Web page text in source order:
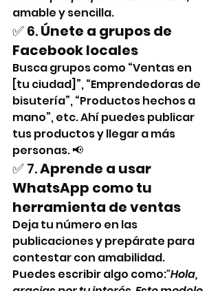
amable y sencilla.
✅ 6. Únete a grupos de
Facebook locales
Busca grupos como “Ventas en
[tu ciudad]”, “Emprendedoras de
bisutería”, “Productos hechos a
mano”, etc. Ahí puedes publicar
tus productos y llegar a más
personas. 📢
✅ 7. Aprende a usar
WhatsApp como tu
herramienta de ventas
Deja tu número en las
publicaciones y prepárate para
contestar con amabilidad.
Puedes escribir algo como:"Hola,